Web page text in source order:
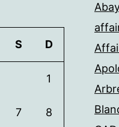
S D
1
7 8